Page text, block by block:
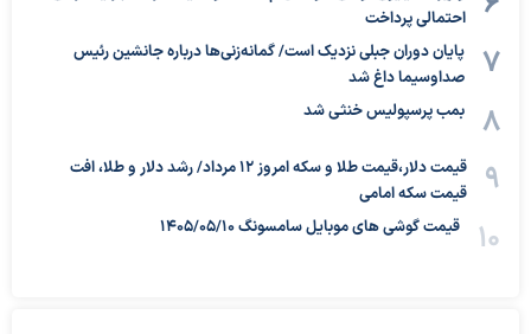
احتمالی پرداخت
پایان دوران جبلی نزدیک است/ گمانه‌زنی‌ها درباره جانشین رئیس
صداوسیما داغ شد
بمب پرسپولیس خنثی شد
قیمت دلار،قیمت طلا و سکه امروز ۱۲ مرداد/ رشد دلار و طلا، افت
قیمت سکه امامی
قیمت گوشی های موبایل سامسونگ 1405/05/10